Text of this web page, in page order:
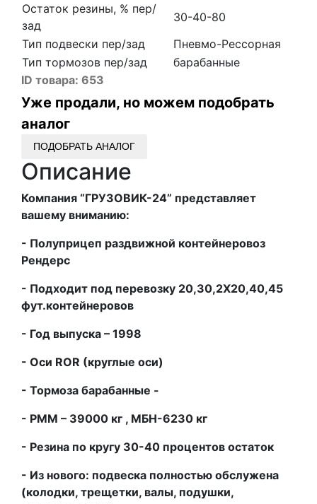
Остаток резины, % пер/
зад
30-40-80
Тип подвески пер/зад
Пневмо-Рессорная
Тип тормозов пер/зад
барабанные
ID товара: 653
Уже продали, но можем подобрать
аналог
ПОДОБРАТЬ АНАЛОГ
Описание
Компания “ГРУЗОВИК-24” представляет
вашему вниманию:
- Полуприцеп раздвижной контейнеровоз
Рендерс
- Подходит под перевозку 20,30,2Х20,40,45
фут.контейнеровов
- Год выпуска – 1998
- Оси ROR (круглые оси)
- Тормоза барабанные -
- РММ – 39000 кг , МБН-6230 кг
- Резина по кругу 30-40 процентов остаток
- Из нового: подвеска полностью обслужена
(колодки, трещетки, валы, подушки,